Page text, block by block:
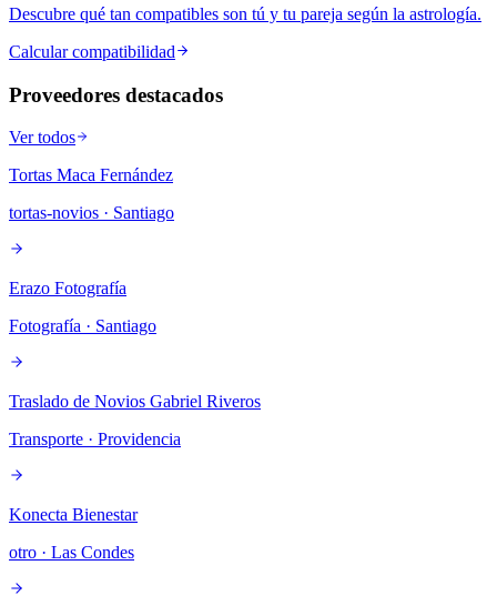
Descubre qué tan compatibles son tú y tu pareja según la astrología.
Calcular compatibilidad
Proveedores destacados
Ver todos
Tortas Maca Fernández
tortas-novios · Santiago
Erazo Fotografía
Fotografía · Santiago
Traslado de Novios Gabriel Riveros
Transporte · Providencia
Konecta Bienestar
otro · Las Condes